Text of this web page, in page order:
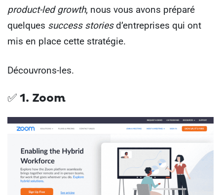
product-led growth, nous vous avons préparé
quelques success storiesd’entreprises qui ont
mis en place cette stratégie.
Découvrons-les.
✅ 1. Zoom